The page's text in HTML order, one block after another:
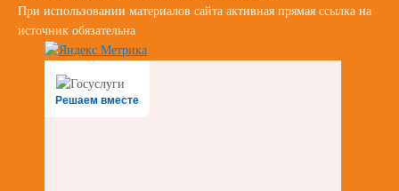
При использовании материалов сайта активная прямая ссылка на
источник обязательна
Решаем вместе